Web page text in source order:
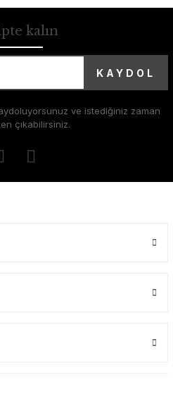
kalın
KAYDOL
ve istediğiniz zaman
çıkabilirsiniz.